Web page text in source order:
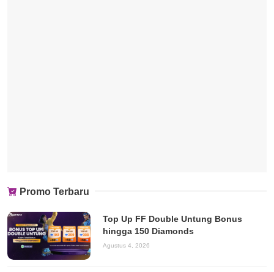
Promo Terbaru
Top Up FF Double Untung Bonus
hingga 150 Diamonds
Agustus 4, 2026